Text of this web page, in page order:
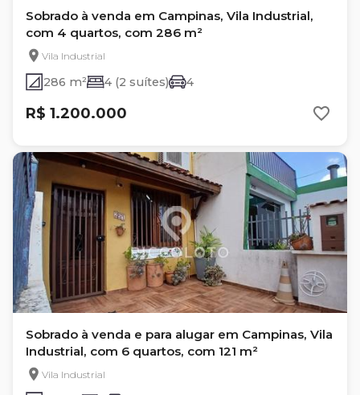
Sobrado à venda em Campinas, Vila Industrial,
com 4 quartos, com 286 m²
Vila Industrial
286 m² 4 (2 suítes) 4
R$ 1.200.000
Sobrado à venda e para alugar em Campinas, Vila
Industrial, com 6 quartos, com 121 m²
Vila Industrial